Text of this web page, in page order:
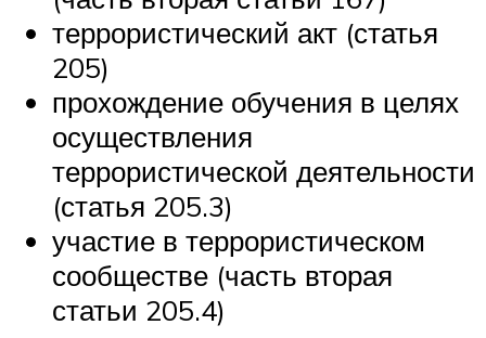
террористический акт (статья
205)
прохождение обучения в целях
осуществления
террористической деятельности
(статья 205.3)
участие в террористическом
сообществе (часть вторая
статьи 205.4)